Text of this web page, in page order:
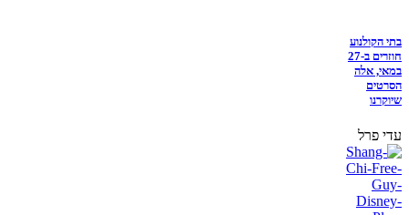
בתי הקולנוע
חוזרים ב-27
במאי, אלה
הסרטים
שיוקרנו
עדי פרל